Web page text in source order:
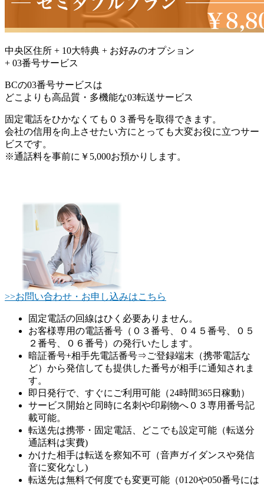
中央区住所 + 10大特典 + お好みのオプション
+ 03番号サービス
BCの03番号サービスは
どこよりも高品質・多機能な03転送サービス
固定電話をひかなくても０３番号を取得できます。
会社の信用を向上させたい方にとっても大変お役に立つサー
ビスです。
※通話料を事前に￥5,000お預かりします。
>>お問い合わせ・お申し込みはこちら
固定電話の回線はひく必要ありません。
お客様専用の電話番号（０３番号、０４５番号、０５
２番号、０６番号）の発行いたします。
暗証番号+相手先電話番号⇒ご登録端末（携帯電話な
ど）から発信しても提供した番号が相手に通知されま
す。
即日発行で、すぐにご利用可能（24時間365日稼動）
サービス開始と同時に名刺や印刷物へ０３専用番号記
載可能。
転送先は携帯・固定電話、どこでも設定可能（転送分
通話料は実費)
かけた相手は転送を察知不可（音声ガイダンスや発信
音に変化なし)
転送先は無料で何度でも変更可能（0120や050番号には